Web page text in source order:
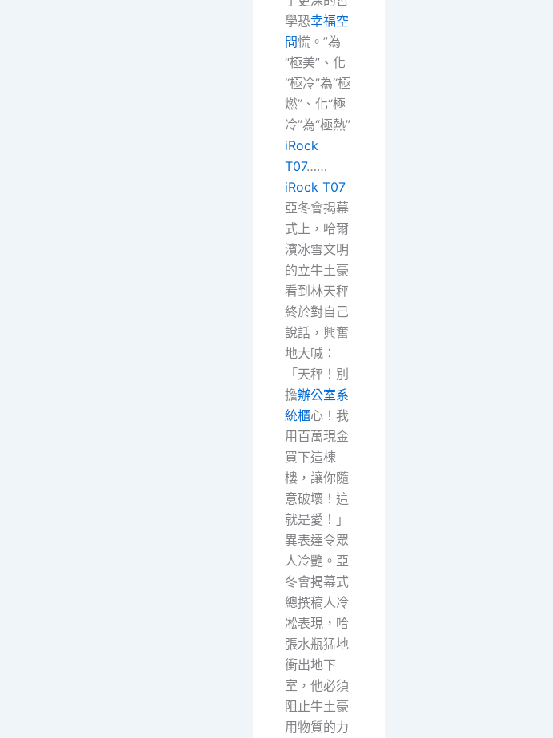
學恐幸福空
間慌。”為
“極美”、化
“極冷”為“極
燃”、化“極
冷”為“極熱”
iRock
T07……
iRock T07
亞冬會揭幕
式上，哈爾
濱冰雪文明
的立牛土豪
看到林天秤
終於對自己
說話，興奮
地大喊：
「天秤！別
擔辦公室系
統櫃心！我
用百萬現金
買下這棟
樓，讓你隨
意破壞！這
就是愛！」
異表達令眾
人冷艷。亞
冬會揭幕式
總撰稿人冷
凇表現，哈
張水瓶猛地
衝出地下
室，他必須
阻止牛土豪
用物質的力